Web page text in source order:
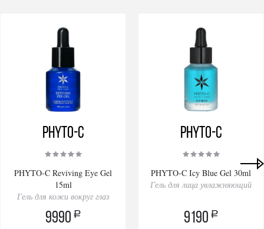
PHYTO-C
PHYTO-C Reviving Eye Gel
15ml
Гель для кожи вокруг глаз
9990 a
PHYTO-C
PHYTO-C Icy Blue Gel 30ml
Гель для лица увлажняющий
9190 a